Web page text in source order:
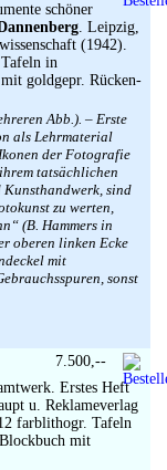
schöner
. Leipzig,
(1942).
in
goldgepr. Rücken-
Abb.). – Erste
als Lehrmaterial
der Fotografie
tatsächlichen
sind
zu werten,
(B. Hammers in
oberen linken Ecke
mit
sonst
Erstes Heft
u. Reklameverlag
farblithogr. Tafeln
mit
7.500,--